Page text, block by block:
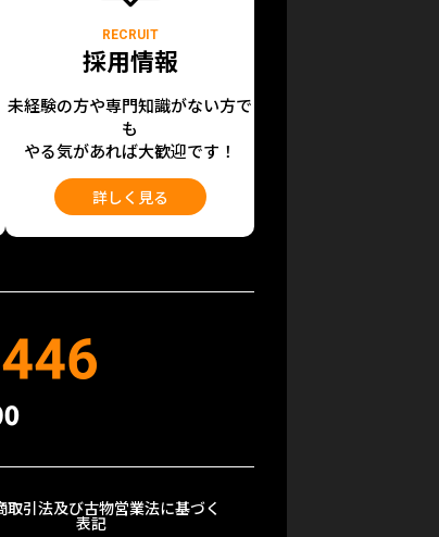
RECRUIT
採用情報
未経験の方や専門知識がない方で
も
やる気があれば大歓迎です！
詳しく見る
取引法及び古物営業法に基づく
表記